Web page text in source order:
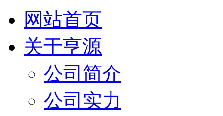
网站首页
关于亨源
公司简介
公司实力